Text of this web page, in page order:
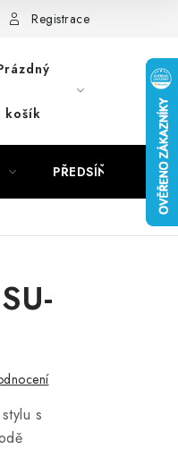
Registrace
košík
PŘEDSÍŇ
s